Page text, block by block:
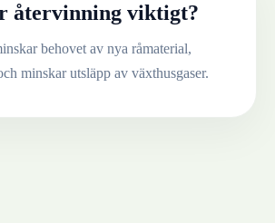
återvinning viktigt?
behovet av nya råmaterial,
minskar utsläpp av växthusgaser.